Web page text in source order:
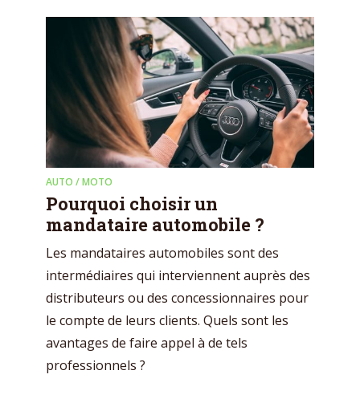
AUTO / MOTO
Pourquoi choisir un
mandataire automobile ?
Les mandataires automobiles sont des
intermédiaires qui interviennent auprès des
distributeurs ou des concessionnaires pour
le compte de leurs clients. Quels sont les
avantages de faire appel à de tels
professionnels ?